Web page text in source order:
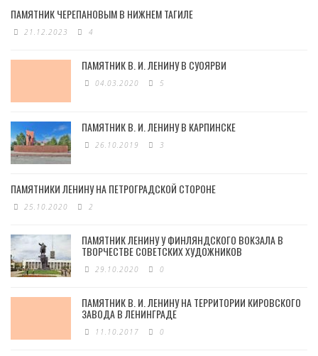
ПАМЯТНИК ЧЕРЕПАНОВЫМ В НИЖНЕМ ТАГИЛЕ
21.12.2023 4
ПАМЯТНИК В. И. ЛЕНИНУ В СУОЯРВИ
04.03.2020 5
ПАМЯТНИК В. И. ЛЕНИНУ В КАРПИНСКЕ
26.10.2019 3
ПАМЯТНИКИ ЛЕНИНУ НА ПЕТРОГРАДСКОЙ СТОРОНЕ
25.10.2020 2
ПАМЯТНИК ЛЕНИНУ У ФИНЛЯНДСКОГО ВОКЗАЛА В
ТВОРЧЕСТВЕ СОВЕТСКИХ ХУДОЖНИКОВ
29.10.2020 0
ПАМЯТНИК В. И. ЛЕНИНУ НА ТЕРРИТОРИИ КИРОВСКОГО
ЗАВОДА В ЛЕНИНГРАДЕ
11.10.2017 0